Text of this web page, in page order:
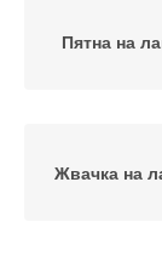
Пятна на
Жвачка на